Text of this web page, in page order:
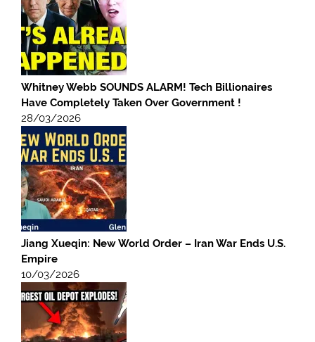
Whitney Webb SOUNDS ALARM! Tech Billionaires
Have Completely Taken Over Government !
28/03/2026
Jiang Xueqin: New World Order – Iran War Ends U.S.
Empire
10/03/2026